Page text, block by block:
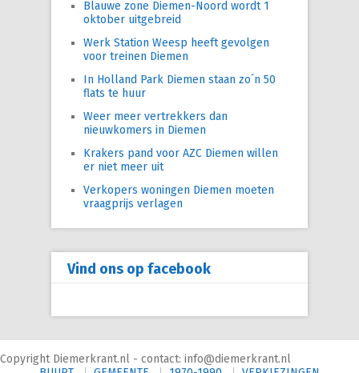
Blauwe zone Diemen-Noord wordt 1
oktober uitgebreid
Werk Station Weesp heeft gevolgen
voor treinen Diemen
In Holland Park Diemen staan zo´n 50
flats te huur
Weer meer vertrekkers dan
nieuwkomers in Diemen
Krakers pand voor AZC Diemen willen
er niet meer uit
Verkopers woningen Diemen moeten
vraagprijs verlagen
Vind ons op facebook
Copyright Diemerkrant.nl - contact: info@diemerkrant.nl